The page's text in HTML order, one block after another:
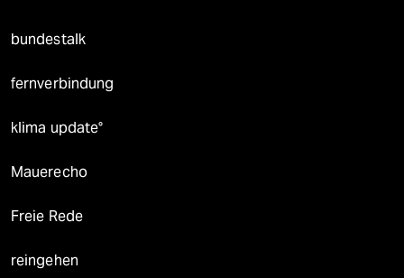
bundestalk
fernverbindung
klima update°
Mauerecho
Freie Rede
reingehen